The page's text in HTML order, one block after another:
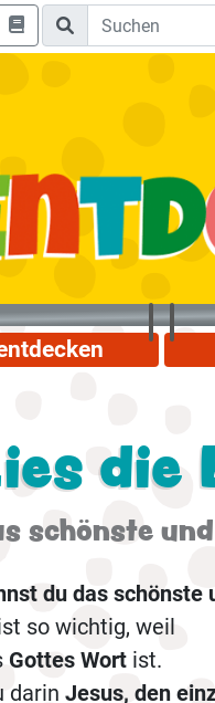
die
schönste
du das schönste
so wichtig, weil
Gottes Wort ist.
darinJesus, den